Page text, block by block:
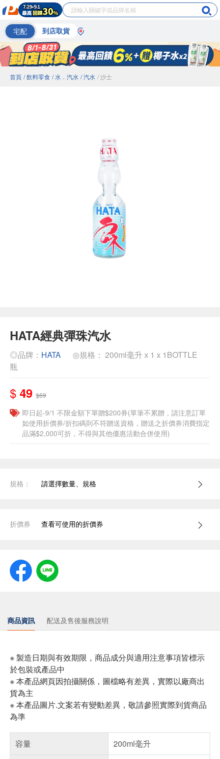
宅配 到店取貨
首頁 / 飲料零食 / 水．汽水 / 汽水 / 沙士
HATA經典彈珠汽水
◎品牌： HATA
◎規格： 200ml毫升 x 1 x 1BOTTLE
瓶
$ 49 $69
即日起-9/1 不限金額下單贈$200券(單筆不累贈，請注意訂單
如使用折價券/折扣碼則不符贈送資格，贈送之折價券消費指定
品滿$2,000可折，不得與其他優惠活動合併使用)
規格： 請選擇數量、規格
折價券 查看可使用的折價券
商品資訊 配送及售後服務說明
※ 製造日期與有效期限，商品成分與適用注意事項皆標示
於包裝或產品中
※ 本產品網頁因拍攝關係，圖檔略有差異，實際以廠商出
貨為主
※ 本產品圖片.文案若有變動差異，敬請參照實際到貨商品
為準
容量
200ml毫升